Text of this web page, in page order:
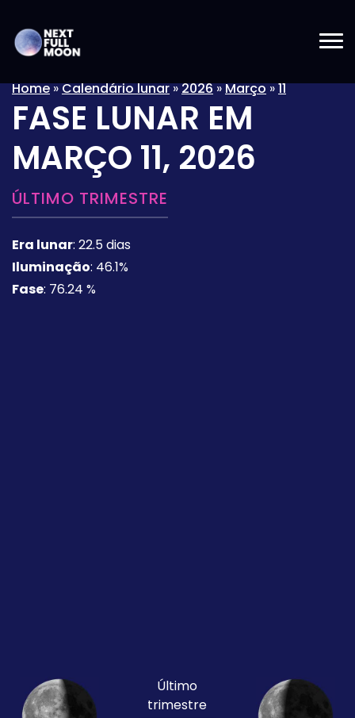
Home»Calendário lunar»2026»Março»11
FASE LUNAR EM
MARÇO 11, 2026
ÚLTIMO TRIMESTRE
Era lunar: 22.5 dias
Iluminação: 46.1%
Fase: 76.24 %
Último
trimestre